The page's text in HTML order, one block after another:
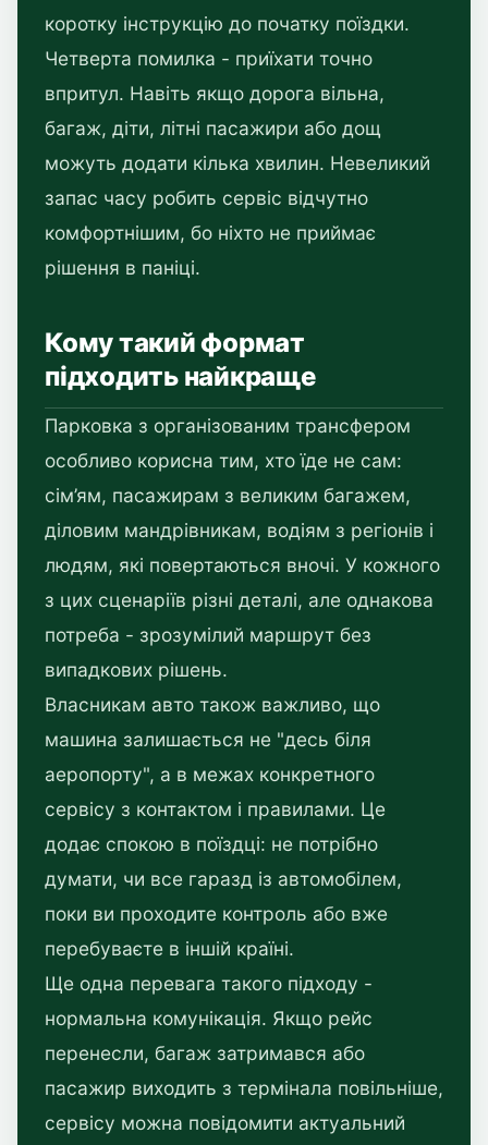
коротку інструкцію до початку поїздки.
Четверта помилка - приїхати точно
впритул. Навіть якщо дорога вільна,
багаж, діти, літні пасажири або дощ
можуть додати кілька хвилин. Невеликий
запас часу робить сервіс відчутно
комфортнішим, бо ніхто не приймає
рішення в паніці.
Кому такий формат
підходить найкраще
Парковка з організованим трансфером
особливо корисна тим, хто їде не сам:
сім’ям, пасажирам з великим багажем,
діловим мандрівникам, водіям з регіонів і
людям, які повертаються вночі. У кожного
з цих сценаріїв різні деталі, але однакова
потреба - зрозумілий маршрут без
випадкових рішень.
Власникам авто також важливо, що
машина залишається не "десь біля
аеропорту", а в межах конкретного
сервісу з контактом і правилами. Це
додає спокою в поїздці: не потрібно
думати, чи все гаразд із автомобілем,
поки ви проходите контроль або вже
перебуваєте в іншій країні.
Ще одна перевага такого підходу -
нормальна комунікація. Якщо рейс
перенесли, багаж затримався або
пасажир виходить з термінала повільніше,
сервісу можна повідомити актуальний